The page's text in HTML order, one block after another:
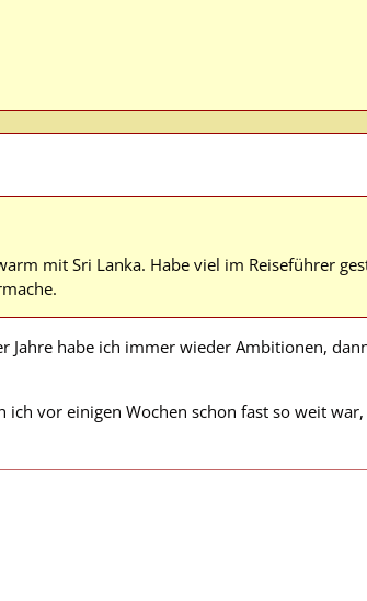
mit Sri Lanka. Habe viel im Reiseführer
Jahre habe ich immer wieder Ambitionen,
vor einigen Wochen schon fast so weit